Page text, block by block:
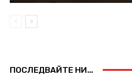
ПОСЛЕДВАЙТЕ НИ...